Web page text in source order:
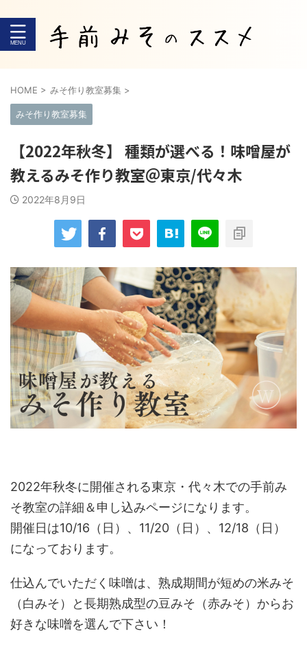
HOME > みそ作り教室募集 >
みそ作り教室募集
【2022年秋冬】 種類が選べる！味噌屋が
教えるみそ作り教室＠東京/代々木
2022年8月9日
2022年秋冬に開催される東京・代々木での手前み
そ教室の詳細＆申し込みページになります。
開催日は10/16（日）、11/20（日）、12/18（日）
になっております。
仕込んでいただく味噌は、熟成期間が短めの米みそ
（白みそ）と長期熟成型の豆みそ（赤みそ）からお
好きな味噌を選んで下さい！